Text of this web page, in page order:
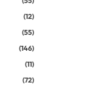
(12)
(55)
(146)
(11)
(72)